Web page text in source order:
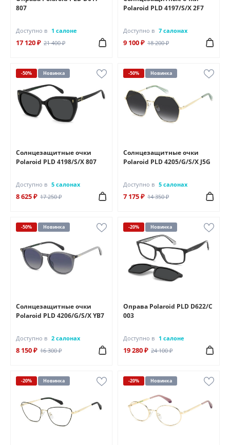
807
Доступно в 1 салоне
17 120 ₽ 21 400 ₽
Polaroid PLD 4197/S/X 2F7
Доступно в 7 салонах
9 100 ₽ 18 200 ₽
-50% Новинка
Солнцезащитные очки
Polaroid PLD 4198/S/X 807
Доступно в 5 салонах
8 625 ₽ 17 250 ₽
-50% Новинка
Солнцезащитные очки
Polaroid PLD 4205/G/S/X J5G
Доступно в 5 салонах
7 175 ₽ 14 350 ₽
-50% Новинка
Солнцезащитные очки
Polaroid PLD 4206/G/S/X YB7
Доступно в 2 салонах
8 150 ₽ 16 300 ₽
-20% Новинка
Оправа Polaroid PLD D622/C
003
Доступно в 1 салоне
19 280 ₽ 24 100 ₽
-20% Новинка -20% Новинка